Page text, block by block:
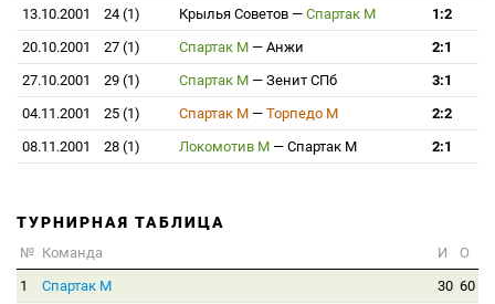
13.10.2001 24 (1) Крылья Советов — Спартак М
1:2
20.10.2001
27 (1) Спартак М — Анжи
2:1
27.10.2001
29 (1) Спартак М — Зенит СПб
3:1
04.11.2001
25 (1) Спартак М — Торпедо М
2:2
08.11.2001
28 (1) Локомотив М — Спартак М 2:1
ТУРНИРНАЯ ТАБЛИЦА
№ Команда И
О
1
Спартак М 30 60